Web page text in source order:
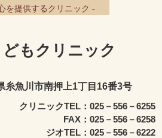
を提供するクリニック -
もクリニック
糸魚川市南押上1丁目16番3号
クリニックTEL：025－556－6255
FAX：025－556－6258
ジオTEL：025－556－6222